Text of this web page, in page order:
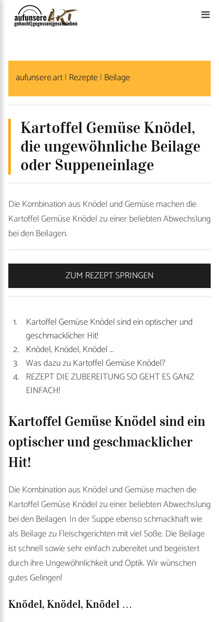
aufunsere.art| Rezepte| Beilage
Kartoffel Gemüse Knödel,
die ungewöhnliche Beilage
oder Suppeneinlage
Die Kombination aus Knödel und Gemüse machen die
Kartoffel Gemüse Knödel zu einer beliebten Abwechslung
bei den Beilagen.
ZUM REZEPT SPRINGEN
Kartoffel Gemüse Knödel sind ein optischer und
geschmacklicher Hit!
Knödel, Knödel, Knödel ...
Was dazu zu Kartoffel Gemüse Knödel?
REZEPT DIE ZUBEREITUNG SO GEHT ES GANZ
EINFACH!
Kartoffel Gemüse Knödel sind ein
optischer und geschmacklicher
Hit!
Die Kombination aus Knödel und Gemüse machen die
Kartoffel Gemüse Knödel zu einer beliebten Abwechslung
bei den Beilagen. In der Suppe ebenso schmackhaft wie
als Beilage zu Fleischgerichten mit viel Soße. Die Beilage
ist schnell sowie sehr einfach zubereitet und begeistert
durch ihre Ungewöhnlichkeit und Optik. Wir wünschen
gutes Gelingen!
Knödel, Knödel, Knödel …